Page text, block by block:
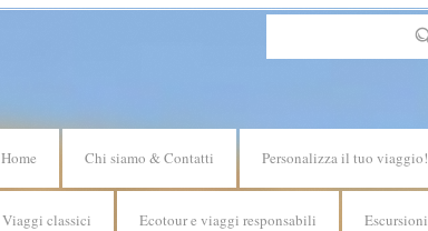
Home Chi siamo & Contatti Personalizza il tuo viaggio!
Viaggi classici Ecotour e viaggi responsabili Escursioni